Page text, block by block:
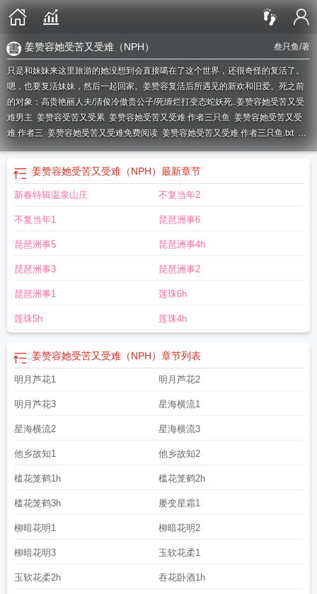
叁只鱼/著
姜赞容她受苦又受难（NPH）
只是和妹妹来这里旅游的她没想到会直接噶在了这个世界，还很奇怪的复活了。
嗯，也要复活妹妹，然后一起回家。姜赞容复活后所遇见的新欢和旧爱。死之前
的对象：高贵艳丽人夫/清俊冷傲贵公子/死缠烂打变态蛇妖死..姜赞容她受苦又受
难男主 姜赞容受苦又受累 姜赞容她受苦又受难 作者三只鱼 姜赞容她受苦又受
难 作者三 姜赞容她受苦又受难免费阅读 姜赞容她受苦又受难 作者三只鱼.txt 姜
赞容她受苦又受难三只鱼姜赞容她受苦又受难np姜赞容她又受苦又受难姜赞容
她受苦又受累
姜赞容她受苦又受难 作者 三只鱼 她受苦又受难
受难txt
姜赞容她受苦又受难nph 姜赞容她受苦又受难在哪里连载
又受难(NPH) 作者三只鱼
姜赞容她受苦又受难（NPH） 最新章节
新春特辑温泉山庄 不复当年2
不复当年1 琵琶洲事6
琵琶洲事5 琵琶洲事4h
琵琶洲事3 琵琶洲事2
琵琶洲事1 莲珠6h
莲珠5h 莲珠4h
姜赞容她受苦又受难（NPH） 章节列表
明月芦花1 明月芦花2
明月芦花3 星海横流1
星海横流2 星海横流3
他乡故知1 他乡故知2
槛花笼鹤1h 槛花笼鹤2h
槛花笼鹤3h 屡变星霜1
柳暗花明1 柳暗花明2
柳暗花明3 玉软花柔1
玉软花柔2h 吞花卧酒1h